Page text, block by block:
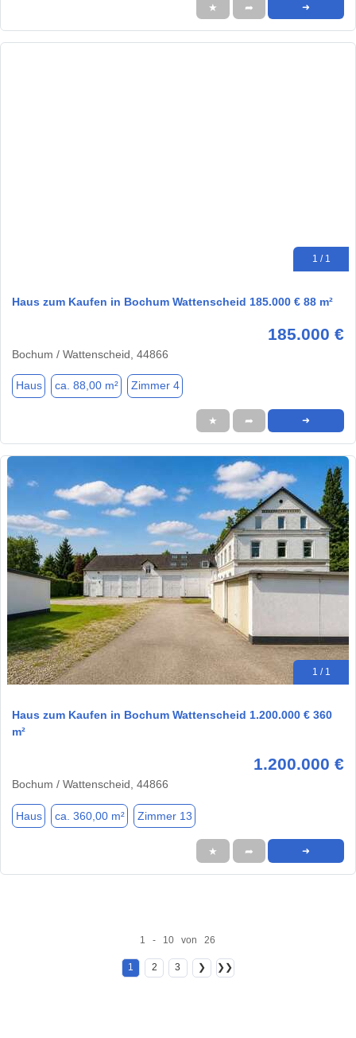
★ ➦ ➜
1 / 1
Haus zum Kaufen in Bochum Wattenscheid 185.000 € 88 m²
185.000 €
Bochum / Wattenscheid, 44866
Haus ca. 88,00 m² Zimmer 4
★ ➦ ➜
1 / 1
Haus zum Kaufen in Bochum Wattenscheid 1.200.000 € 360
m²
1.200.000 €
Bochum / Wattenscheid, 44866
Haus ca. 360,00 m² Zimmer 13
★ ➦ ➜
1 - 10 von 26
1 2 3 ❯ ❯❯